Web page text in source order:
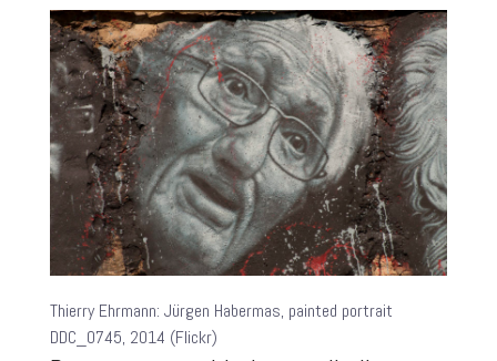
Thierry Ehrmann: Jürgen Habermas, painted portrait
DDC_0745, 2014 (Flickr)